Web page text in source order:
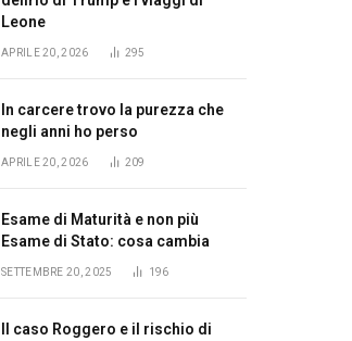
Leone
APRILE 20, 2026 295
In carcere trovo la purezza che
negli anni ho perso
APRILE 20, 2026 209
Esame di Maturità e non più
Esame di Stato: cosa cambia
SETTEMBRE 20, 2025 196
Il caso Roggero e il rischio di